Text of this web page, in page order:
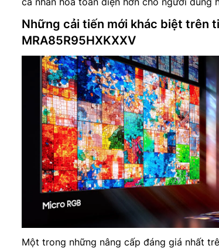
Những cải tiến mới khác biệt trên
MRA85R95HXKXXV
Một trong những nâng cấp đáng giá nhất